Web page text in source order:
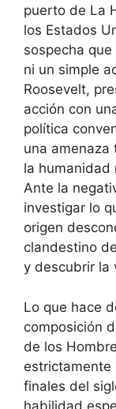
puerto de La
los Estados
sospecha
ni un simple
Roosevelt,
acción con
política
una amenaza
la humanidad
Ante la
investigar lo
origen
clandestino
y descubrir la
Lo que hace
composición
de los
estrictamente
finales del
habilidad